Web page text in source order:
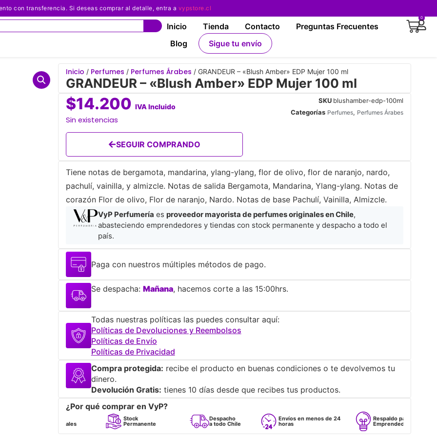
con transferencia. Si deseas comprar al detalle, entra a vypstore.cl
Inicio Tienda Contacto
Preguntas Frecuentes
Blog
Sigue tu envío
0
Inicio / Perfumes / Perfumes Árabes / GRANDEUR – «Blush Amber» EDP Mujer 100 ml
GRANDEUR – «Blush Amber» EDP Mujer 100 ml
$14.200 IVA Incluido
Sin existencias
SEGUIR COMPRANDO
SKU blushamber-edp-100ml
Categorías Perfumes, Perfumes Árabes
Tiene notas de bergamota, mandarina, ylang-ylang, flor de olivo, flor de naranjo, nardo,
pachulí, vainilla, y almizcle. Notas de salida Bergamota, Mandarina, Ylang-ylang. Notas de
corazón Flor de olivo, Flor de naranjo, Nardo. Notas de base Pachulí, Vainilla, Almizcle.
VyP Perfumería es proveedor mayorista de perfumes originales en Chile,
abasteciendo emprendedores y tiendas con stock permanente y despacho a todo el
país.
Paga con nuestros múltiples métodos de pago.
Se despacha: Mañana, hacemos corte a las 15:00hrs.
Todas nuestras políticas las puedes consultar aquí:
Políticas de Devoluciones y Reembolsos
Políticas de Envío
Políticas de Privacidad
Compra protegida: recibe el producto en buenas condiciones o te devolvemos tu
dinero.
Devolución Gratis: tienes 10 días desde que recibes tus productos.
¿Por qué comprar en VyP?
Stock
Permanente
Despacho
a todo Chile
Envíos en menos de 24
horas
Respaldo para
Emprendedores